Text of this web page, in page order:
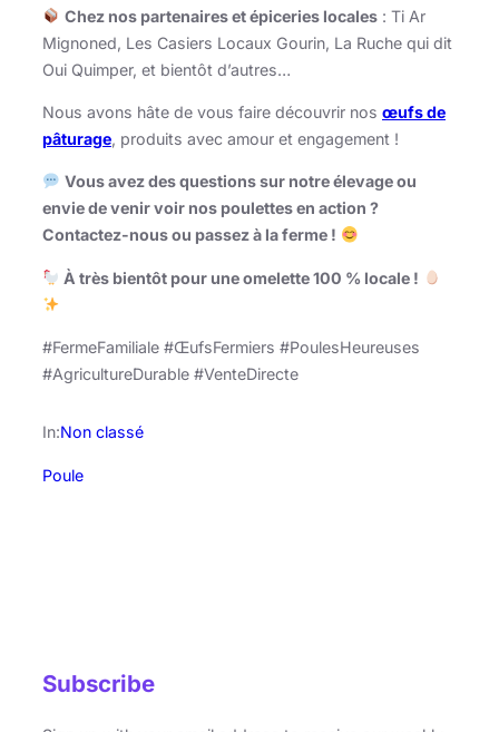
Chez nos partenaires et épiceries locales : Ti Ar
Mignoned, Les Casiers Locaux Gourin, La Ruche qui dit
Oui Quimper, et bientôt d’autres…
Nous avons hâte de vous faire découvrir nos œufs de
pâturage, produits avec amour et engagement !
Vous avez des questions sur notre élevage ou
envie de venir voir nos poulettes en action ?
Contactez-nous ou passez à la ferme !
À très bientôt pour une omelette 100 % locale !
#FermeFamiliale #ŒufsFermiers #PoulesHeureuses
#AgricultureDurable #VenteDirecte
In:Non classé
Poule
Subscribe